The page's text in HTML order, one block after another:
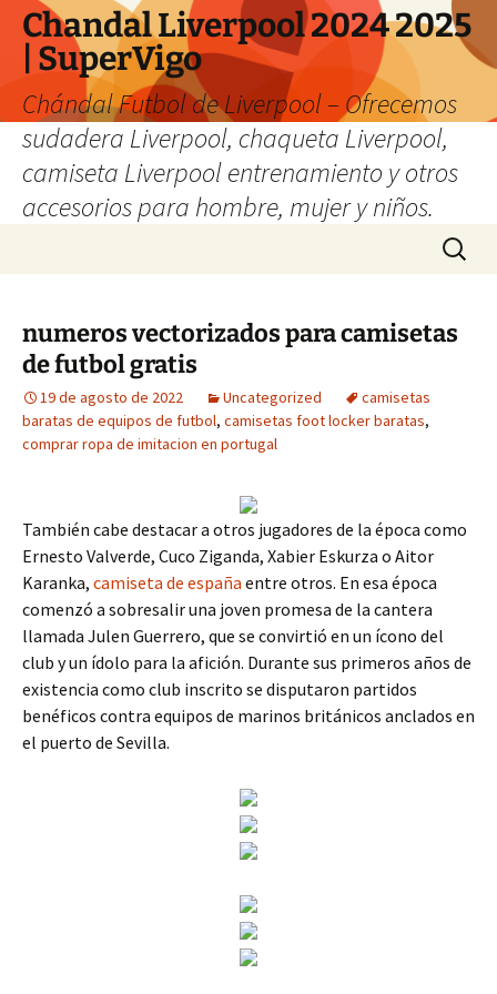
Chandal Liverpool 2024 2025
| SuperVigo
Chándal Futbol de Liverpool – Ofrecemos
sudadera Liverpool, chaqueta Liverpool,
camiseta Liverpool entrenamiento y otros
accesorios para hombre, mujer y niños.
Buscar:
numeros vectorizados para camisetas
de futbol gratis
19 de agosto de 2022 Uncategorized
camisetas
baratas de equipos de futbol, camisetas foot locker baratas,
comprar ropa de imitacion en portugal
También cabe destacar a otros jugadores de la época como
Ernesto Valverde, Cuco Ziganda, Xabier Eskurza o Aitor
Karanka, camiseta de españa entre otros. En esa época
comenzó a sobresalir una joven promesa de la cantera
llamada Julen Guerrero, que se convirtió en un ícono del
club y un ídolo para la afición. Durante sus primeros años de
existencia como club inscrito se disputaron partidos
benéficos contra equipos de marinos británicos anclados en
el puerto de Sevilla.